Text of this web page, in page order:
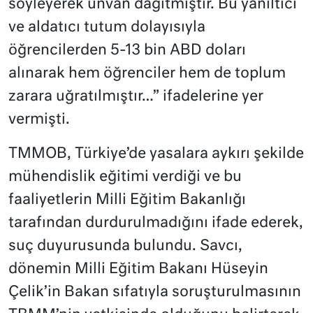
söyleyerek unvan dağıtmıştır. Bu yanıltıcı
ve aldatıcı tutum dolayısıyla
öğrencilerden 5-13 bin ABD doları
alınarak hem öğrenciler hem de toplum
zarara uğratılmıştır…” ifadelerine yer
vermişti.
TMMOB, Türkiye’de yasalara aykırı şekilde
mühendislik eğitimi verdiği ve bu
faaliyetlerin Milli Eğitim Bakanlığı
tarafından durdurulmadığını ifade ederek,
suç duyurusunda bulundu. Savcı,
dönemin Milli Eğitim Bakanı Hüseyin
Çelik’in Bakan sıfatıyla soruşturulmasının